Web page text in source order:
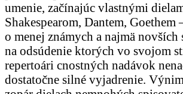
umenie, začínajúc vlastnými
Shakespearom, Dantem, Goethem
o menej známych a najmä
na odsúdenie ktorých vo svojom
repertoári cnostných nadávok
dostatočne silné vyjadrenie.